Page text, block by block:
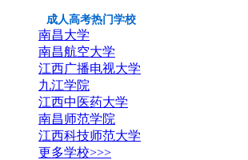
成人高考热门学校
南昌大学
南昌航空大学
江西广播电视大学
九江学院
江西中医药大学
南昌师范学院
江西科技师范大学
更多学校>>>